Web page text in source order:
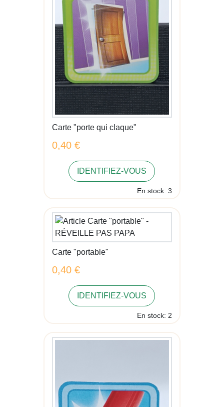
Carte "porte qui claque"
0,40 €
IDENTIFIEZ-VOUS
En stock: 3
Carte "portable"
0,40 €
IDENTIFIEZ-VOUS
En stock: 2